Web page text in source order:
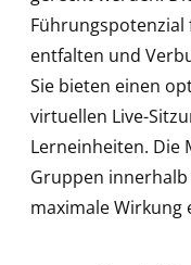
entfalten und
Sie bieten einen
virtuellen Live-
Lerneinheiten. Die
Gruppen
maximale Wirkung